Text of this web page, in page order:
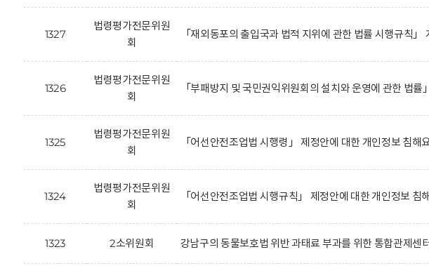
1327
법령평가전문위원
회
「재외동포의 출입국과 법적 지위에 관한 법률 시행규칙
1326
법령평가전문위원
회
「부패방지 및 국민권익위원회의 설치와 운영에 관한 법
1325
법령평가전문위원
회
「어선안전조업법 시행령」 제정안에 대한 개인정보 침해
1324
법령평가전문위원
회
「어선안전조업법 시행규칙」 제정안에 대한 개인정보 침
1323 2소위원회 강남구의 동물보호법 위반 과태료 부과를 위한 통합관제센